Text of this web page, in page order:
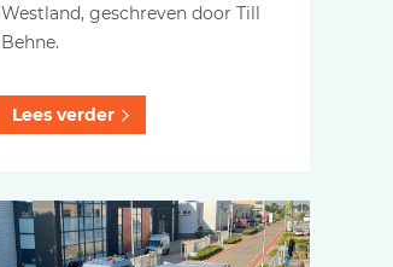
Westland, geschreven door Till
Behne.
Lees verder